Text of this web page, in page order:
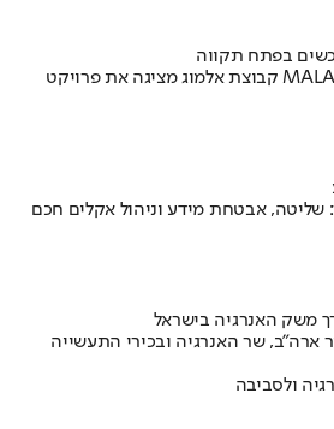
בפתח תקווה
קבוצת אלמוג מציגה את פרויקט MALA: מגדלי הפרימיום האחרונים
שליטה, אבטחת מידע וניהול אקלים חכם
משק האנרגיה בישראל
ארה"ב, שר האנרגיה ובכירי התעשייה
ולסביבה